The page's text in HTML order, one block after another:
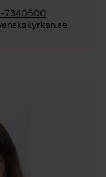
7340500